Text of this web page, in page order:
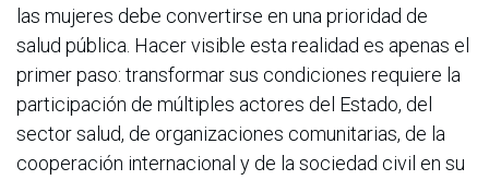
las mujeres debe convertirse en una prioridad de
salud pública. Hacer visible esta realidad es apenas el
primer paso: transformar sus condiciones requiere la
participación de múltiples actores del Estado, del
sector salud, de organizaciones comunitarias, de la
cooperación internacional y de la sociedad civil en su